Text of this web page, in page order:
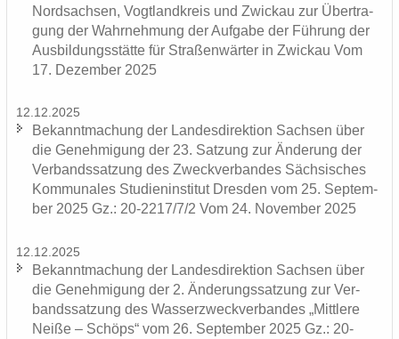
Nord­sach­sen, Vogt­land­kreis und Zwi­ckau zur Über­tra­
gung der Wahr­neh­mung der Auf­ga­be der Füh­rung der
Aus­bil­dungs­stät­te für Stra­ßen­wär­ter in Zwi­ckau Vom
17. De­zem­ber 2025
12.12.2025
Be­kannt­ma­chung der Lan­des­di­rek­ti­on Sach­sen über
die Ge­neh­mi­gung der 23. Sat­zung zur Än­de­rung der
Ver­bands­sat­zung des Zweck­ver­ban­des Säch­si­sches
Kom­mu­na­les Stu­di­en­in­sti­tut Dres­den vom 25. Sep­tem­
ber 2025 Gz.: 20-2217/7/2 Vom 24. No­vem­ber 2025
12.12.2025
Be­kannt­ma­chung der Lan­des­di­rek­ti­on Sach­sen über
die Ge­neh­mi­gung der 2. Än­de­rungs­sat­zung zur Ver­
bands­sat­zung des Was­ser­zweck­ver­ban­des „Mitt­le­re
Neiße – Schöps“ vom 26. Sep­tem­ber 2025 Gz.: 20-